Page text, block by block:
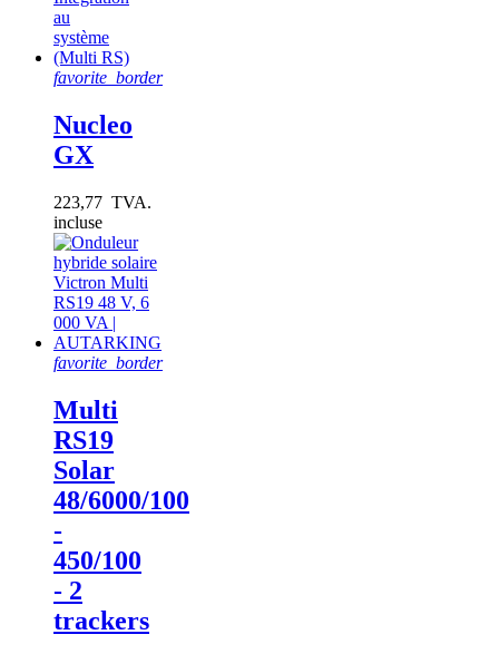
favorite_border
Nucleo
GX
223,77 TVA.
incluse
favorite_border
Multi
RS19
Solar
48/6000/100
-
450/100
- 2
trackers